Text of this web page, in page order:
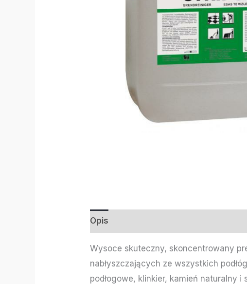
Opis
Wysoce skuteczny, skoncentrowany
nabłyszczających ze wszystkich
podłogowe, klinkier, kamień naturalny